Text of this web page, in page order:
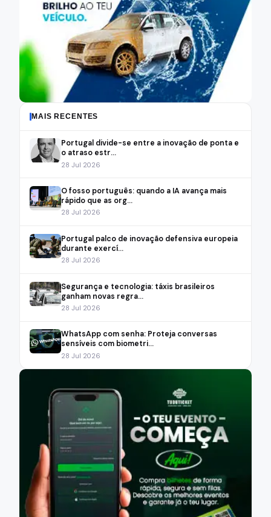
MAIS RECENTES
Portugal divide-se entre a inovação de ponta e
o atraso estr...
28 Jul 2026
O fosso português: quando a IA avança mais
rápido que as org...
28 Jul 2026
Portugal palco de inovação defensiva europeia
durante exercí...
28 Jul 2026
Segurança e tecnologia: táxis brasileiros
ganham novas regra...
28 Jul 2026
WhatsApp com senha: Proteja conversas
sensíveis com biometri...
28 Jul 2026